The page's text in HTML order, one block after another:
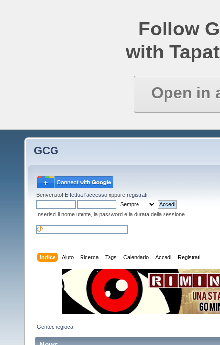
Follow
with
Open in
GCG
Benvenuto! Effettua l'accesso oppure registrati
Inserisci il nome utente, la password e la durata della sessione.
Indice Aiuto Ricerca Tags Calendario Accedi Registrati
Gentechegioca